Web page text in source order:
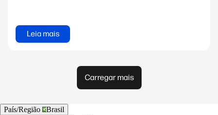
Leia mais
Carregar mais
País/Região
Brasil